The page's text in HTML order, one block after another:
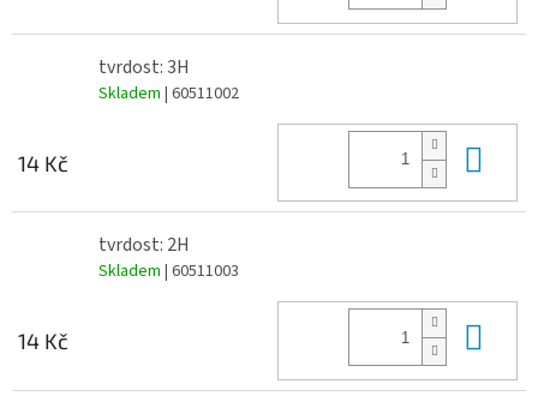
tvrdost: 3H
Skladem | 60511002
14 Kč
tvrdost: 2H
Skladem | 60511003
14 Kč